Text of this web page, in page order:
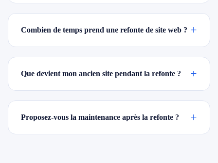
Combien de temps prend une refonte de site web ? +
Que devient mon ancien site pendant la refonte ? +
Proposez-vous la maintenance après la refonte ? +